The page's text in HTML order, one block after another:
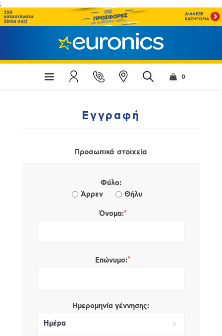
;
0
Εγγραφή
Προσωπικά στοιχεία
Φύλο:
Άρρεν
Θήλυ
Όνομα:*
Επώνυμο:*
Ημερομηνία γέννησης: